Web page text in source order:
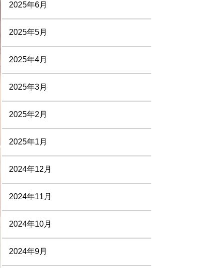
2025年6月
2025年5月
2025年4月
2025年3月
2025年2月
2025年1月
2024年12月
2024年11月
2024年10月
2024年9月